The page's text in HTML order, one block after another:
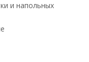
и напольных